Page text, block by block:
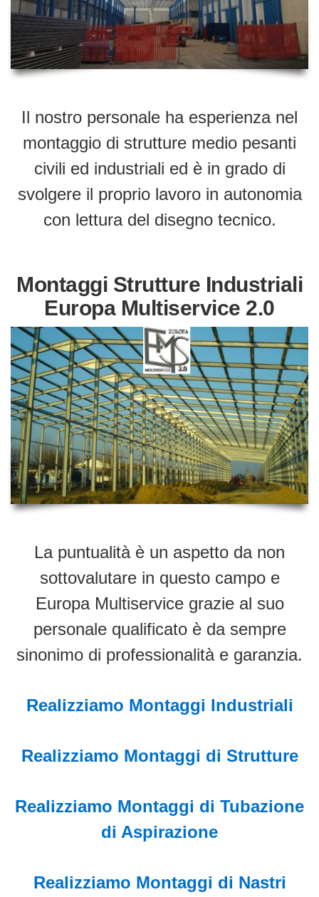
Il nostro personale ha esperienza nel
montaggio di strutture medio pesanti
civili ed industriali ed è in grado di
svolgere il proprio lavoro in autonomia
con lettura del disegno tecnico.
Montaggi Strutture Industriali
Europa Multiservice 2.0
La puntualità è un aspetto da non
sottovalutare in questo campo e
Europa Multiservice grazie al suo
personale qualificato è da sempre
sinonimo di professionalità e garanzia.
Realizziamo Montaggi Industriali
Realizziamo Montaggi di Strutture
Realizziamo Montaggi di Tubazione
di Aspirazione
Realizziamo Montaggi di Nastri